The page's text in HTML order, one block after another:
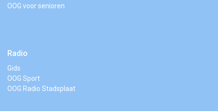
OOG voor senioren
Radio
Gids
OOG Sport
OOG Radio Stadsplaat